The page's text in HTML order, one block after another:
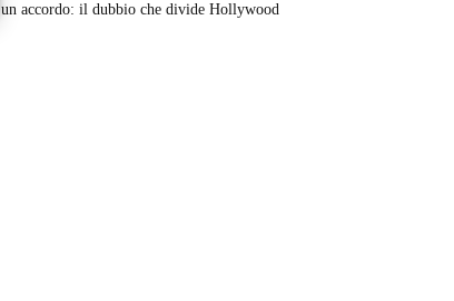
un accordo: il dubbio che divide Hollywood